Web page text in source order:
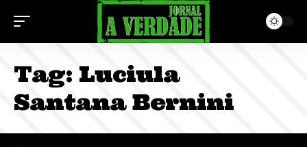
Tag: Luciula
Santana Bernini